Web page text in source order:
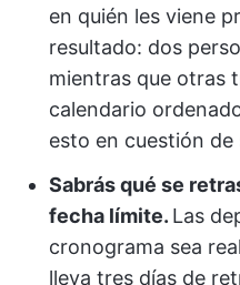
en quién les viene
resultado: dos
mientras que otras
calendario
esto en cuestión de
Sabrás qué se
fecha límite. Las
cronograma sea
lleva tres días de